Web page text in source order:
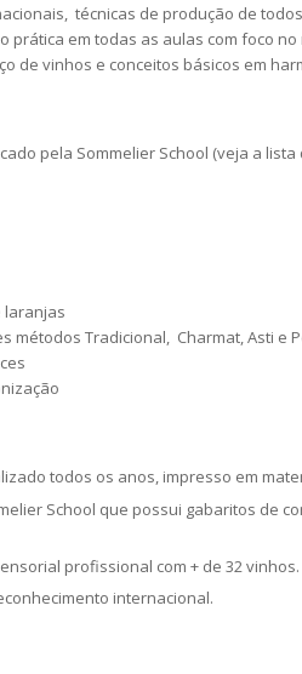
técnicas de produção de
em todas as aulas com foco
de vinhos e conceitos básicos em
pela Sommelier School (veja a
laranjas
métodos Tradicional, Charmat, Asti e
todos os anos, impresso em
School que possui gabaritos de
profissional com + de 32 vinhos.
internacional.